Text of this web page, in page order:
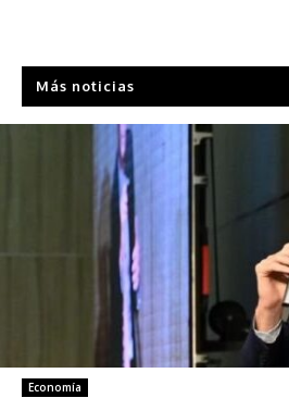
Más noticias
Economía